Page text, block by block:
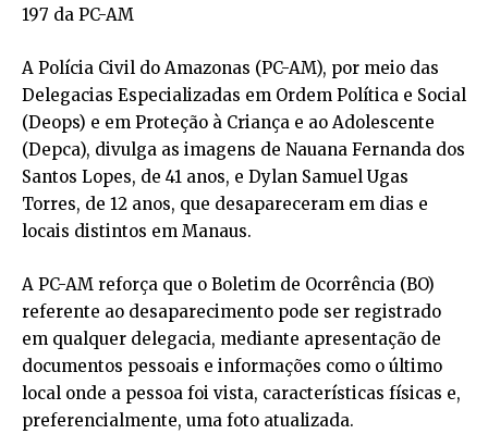
197 da PC-AM
A Polícia Civil do Amazonas (PC-AM), por meio das
Delegacias Especializadas em Ordem Política e Social
(Deops) e em Proteção à Criança e ao Adolescente
(Depca), divulga as imagens de Nauana Fernanda dos
Santos Lopes, de 41 anos, e Dylan Samuel Ugas
Torres, de 12 anos, que desapareceram em dias e
locais distintos em Manaus.
A PC-AM reforça que o Boletim de Ocorrência (BO)
referente ao desaparecimento pode ser registrado
em qualquer delegacia, mediante apresentação de
documentos pessoais e informações como o último
local onde a pessoa foi vista, características físicas e,
preferencialmente, uma foto atualizada.